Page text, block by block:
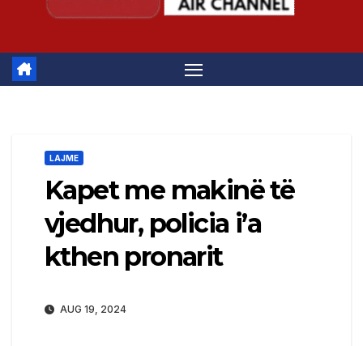
LAJME
Kapet me makinë të
vjedhur, policia i’a
kthen pronarit
AUG 19, 2024